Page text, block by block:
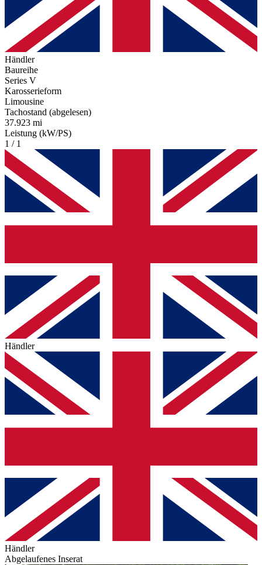
Händler
Baureihe
Series V
Karosserieform
Limousine
Tachostand (abgelesen)
37.923 mi
Leistung (kW/PS)
1 / 1
Händler
Händler
Abgelaufenes Inserat